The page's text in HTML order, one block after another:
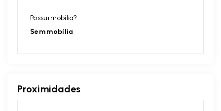
Possui mobília?:
Sem mobília
Proximidades